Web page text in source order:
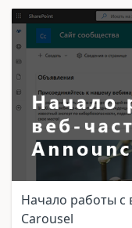
Начало работы с
Carousel